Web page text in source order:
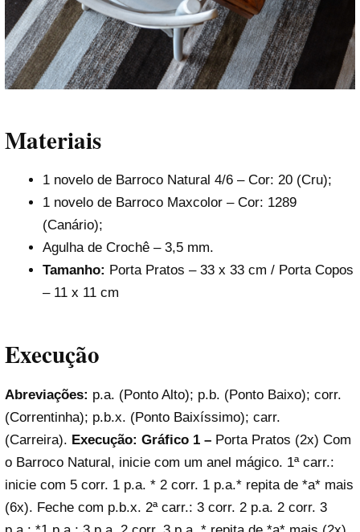
Materiais
1 novelo de Barroco Natural 4/6 – Cor: 20 (Cru);
1 novelo de Barroco Maxcolor – Cor: 1289
(Canário);
Agulha de Crochê – 3,5 mm.
Tamanho: Porta Pratos – 33 x 33 cm / Porta Copos
– 11 x 11 cm
Execução
Abreviações: p.a. (Ponto Alto); p.b. (Ponto Baixo); corr.
(Correntinha); p.b.x. (Ponto Baixíssimo); carr.
(Carreira). Execução: Gráfico 1 – Porta Pratos (2x) Com
o Barroco Natural, inicie com um anel mágico. 1ª carr.:
inicie com 5 corr. 1 p.a. * 2 corr. 1 p.a.* repita de *a* mais
(6x). Feche com p.b.x. 2ª carr.: 3 corr. 2 p.a. 2 corr. 3